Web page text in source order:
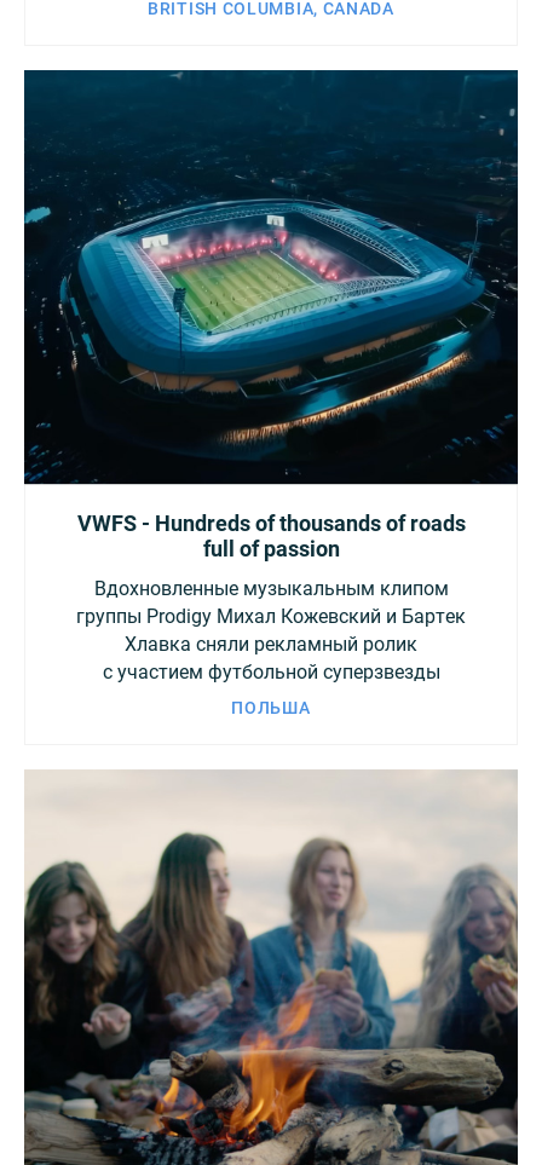
BRITISH COLUMBIA, CANADA
VWFS - Hundreds of thousands of roads
full of passion
Вдохновленные музыкальным клипом
группы Prodigy Михал Кожевский и Бартек
Хлавка сняли рекламный ролик
с участием футбольной суперзвезды
ПОЛЬША